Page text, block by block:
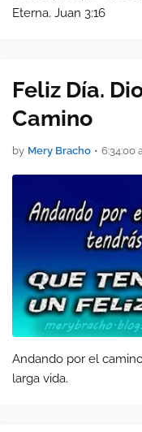
Eterna. Juan 3:16
Feliz Día.
Camino
by Mery Bracho • 6:34:00
Andando por el camino de la
larga vida.